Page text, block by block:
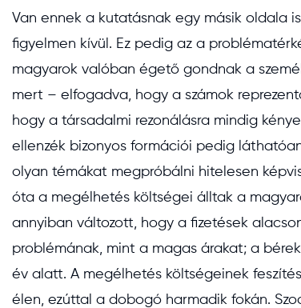
Van ennek a kutatásnak egy másik oldala
figyelmen kívül. Ez pedig az a
magyarok valóban égető gondnak a
mert – elfogadva, hogy a számok
hogy a társadalmi rezonálásra mindig
ellenzék bizonyos formációi pedig
olyan témákat megpróbálni hitelesen
óta a megélhetés költségei álltak a
annyiban változott, hogy a fizetések
problémának, mint a magas árakat; a
év alatt. A megélhetés költségeinek
élen, ezúttal a dobogó harmadik fokán.